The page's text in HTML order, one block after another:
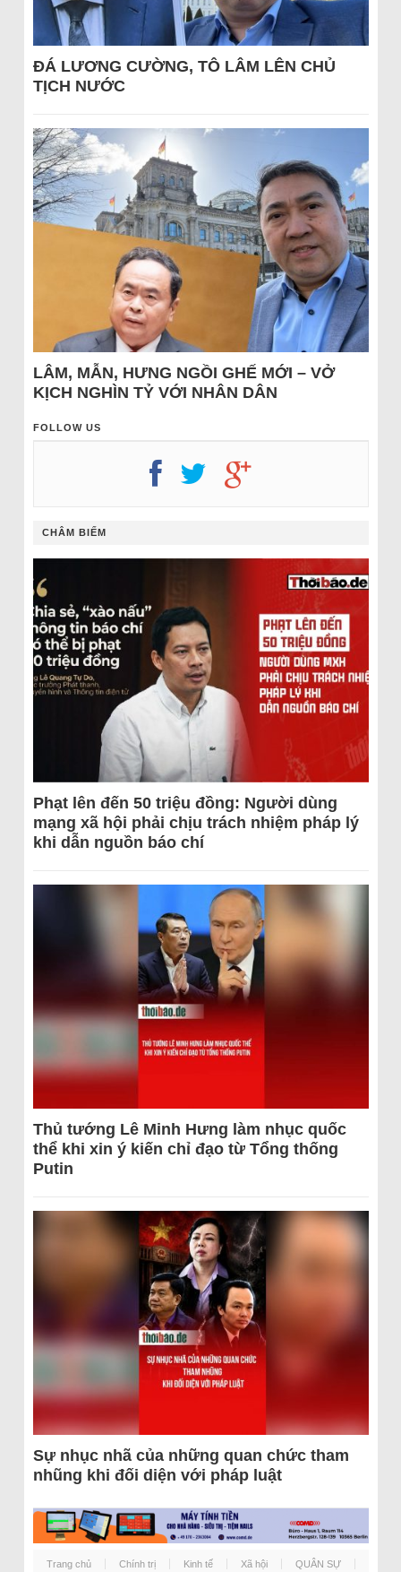
ĐÁ LƯƠNG CƯỜNG, TÔ LÂM LÊN CHỦ
TỊCH NƯỚC
LÂM, MẪN, HƯNG NGỒI GHẾ MỚI – VỞ
KỊCH NGHÌN TỶ VỚI NHÂN DÂN
FOLLOW US
CHÂM BIẾM
Phạt lên đến 50 triệu đồng: Người dùng
mạng xã hội phải chịu trách nhiệm pháp lý
khi dẫn nguồn báo chí
Thủ tướng Lê Minh Hưng làm nhục quốc
thể khi xin ý kiến chỉ đạo từ Tổng thống
Putin
Sự nhục nhã của những quan chức tham
nhũng khi đối diện với pháp luật
Trang chủ Chính trị Kinh tế Xã hội QUÂN SỰ